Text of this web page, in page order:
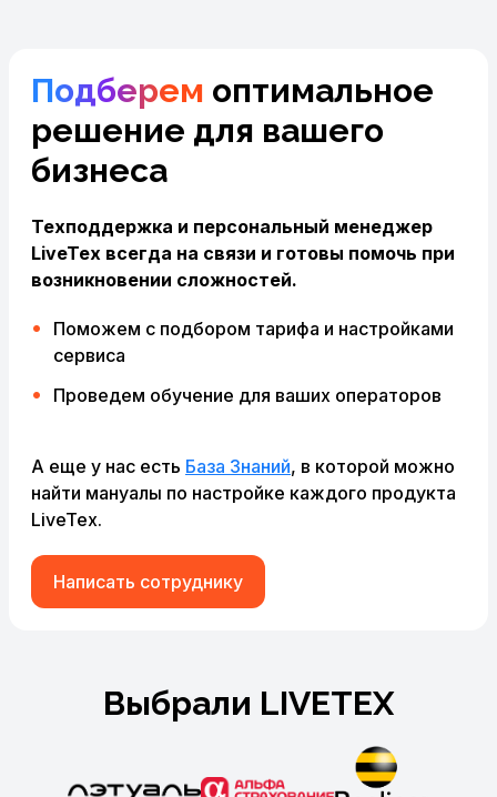
Подберем оптимальное
решение для вашего
бизнеса
Техподдержка и персональный менеджер
LiveTex всегда на связи и готовы помочь при
возникновении сложностей.
Поможем с подбором тарифа и настройками
сервиса
Проведем обучение для ваших операторов
А еще у нас есть База Знаний, в которой можно
найти мануалы по настройке каждого продукта
LiveTex.
Написать сотруднику
Выбрали LIVETEX